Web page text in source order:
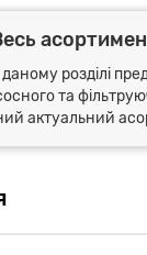
розділі
та
актуальний